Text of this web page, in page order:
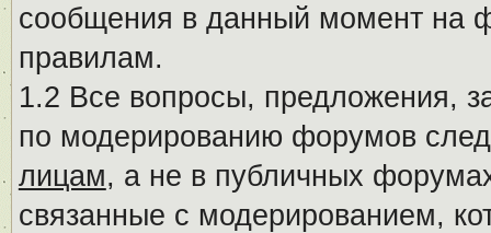
сообщения в данный момент на
правилам.
1.2 Все вопросы, предложения,
по модерированию форумов
лицам, а не в публичных
связанные с модерированием,